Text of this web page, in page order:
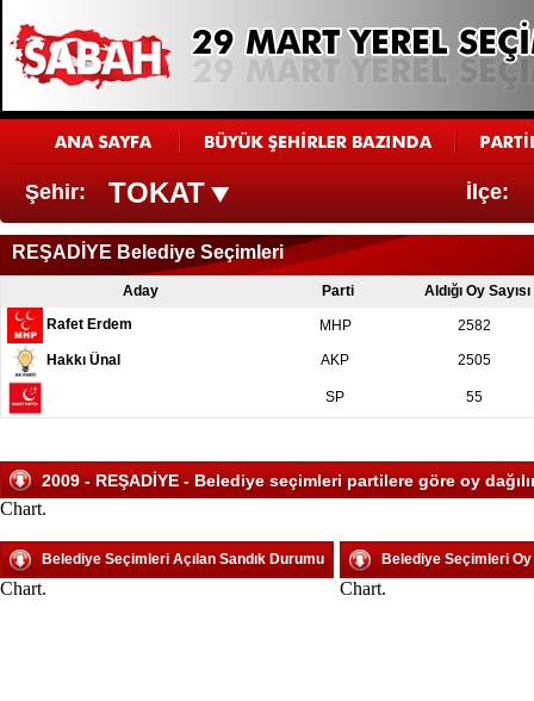
Şehir: TOKAT İlçe:
REŞADİYE Belediye Seçimleri
Aday Parti Aldığı Oy Sayısı
Rafet Erdem MHP 2582
Hakkı Ünal AKP 2505
SP 55
2009 - REŞADİYE - Belediye seçimleri partilere göre oy
Chart.
Belediye Seçimleri Açılan Sandık Durumu
Chart.
Belediye Seçimleri
Chart.